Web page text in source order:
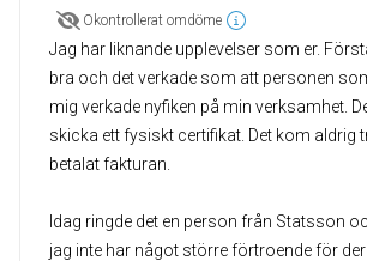
Okontrollerat omdöme
Jag har liknande upplevelser som er.
bra och det verkade som att personen
mig verkade nyfiken på min verksamhet.
skicka ett fysiskt certifikat. Det kom aldrig
betalat fakturan.
Idag ringde det en person från Statsson
jag inte har något större förtroende för